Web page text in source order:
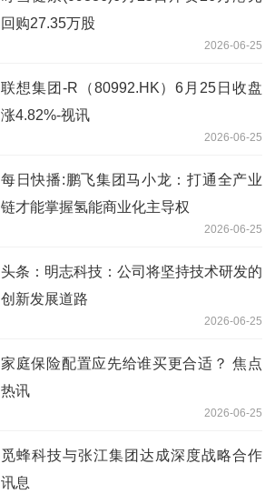
回购27.35万股
2026-06-25
联想集团-R（80992.HK）6月25日收盘
涨4.82%-视讯
2026-06-25
每日快播:鹏飞集团马小龙：打通全产业
链才能掌握氢能商业化主导权
2026-06-25
头条：明志科技：公司将坚持技术研发的
创新发展道路
2026-06-25
家庭保险配置应先给谁买更合适？ 焦点
热讯
2026-06-25
觅蜂科技与张江集团达成深度战略合作
讯息